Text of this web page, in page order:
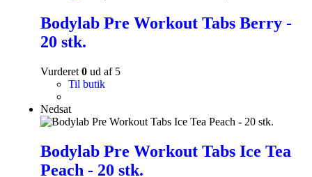
Bodylab Pre Workout Tabs Berry -
20 stk.
Vurderet 0 ud af 5
Til butik
Nedsat
Bodylab Pre Workout Tabs Ice Tea
Peach - 20 stk.